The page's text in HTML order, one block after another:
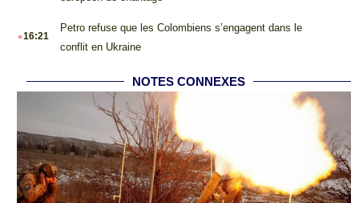
.16:21
Petro refuse que les Colombiens s’engagent dans le
conflit en Ukraine
NOTES CONNEXES